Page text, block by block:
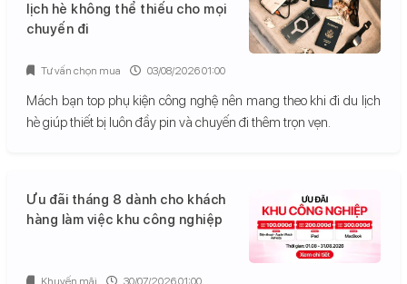
lịch hè không thể thiếu cho mọi
chuyến đi
Mách bạn top phụ kiện công nghệ nên mang theo khi đi du lịch
hè giúp thiết bị luôn đầy pin và chuyến đi thêm trọn vẹn.
Tư vấn chọn mua 03/08/2026 01:00
Ưu đãi tháng 8 dành cho khách
hàng làm việc khu công nghiệp
Khuyến mãi 30/07/2026 01:00